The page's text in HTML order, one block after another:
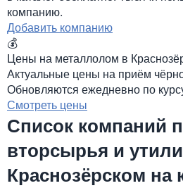
компанию.
Добавить компанию
💰
Цены на металлолом в
Актуальные цены на приём
Обновляются ежедневно по
Смотреть цены
Список компаний
вторсырья и
Краснозёрском на